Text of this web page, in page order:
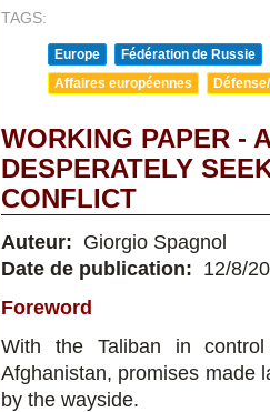
TAGS:
Europe
Fédération de Russie
Affaires européennes
WORKING PAPER -
DESPERATELY
CONFLICT
Auteur: Giorgio Spagnol
Date de publication: 12/8/
Foreword
With the Taliban in
Afghanistan, promises made
by the wayside.